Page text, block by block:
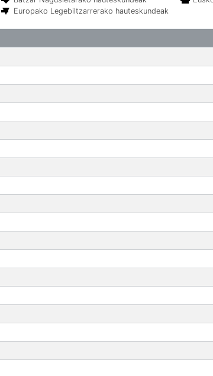
Europako Legebiltzarrerako hauteskundeak